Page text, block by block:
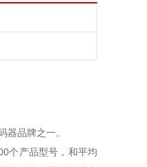
品牌之一。
个产品型号，和平均